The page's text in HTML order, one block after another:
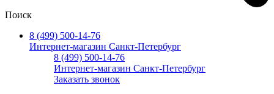
Поиск
8 (499) 500-14-76
Интернет-магазин Санкт-Петербург
8 (499) 500-14-76
Интернет-магазин Санкт-Петербург
Заказать звонок